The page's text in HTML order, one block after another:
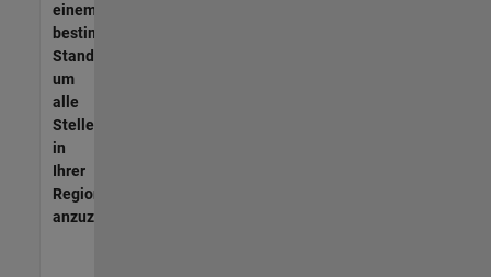
einem
bestimmten
Standort,
um
alle
Stellenangebote
in
Ihrer
Region
anzuzeigen.